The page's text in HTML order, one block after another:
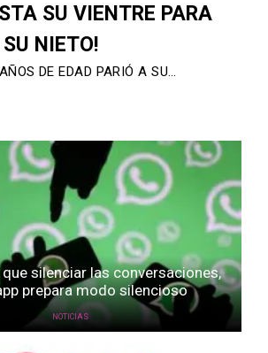
SU VIENTRE PARA
NIETO!
DE EDAD PARIÓ A SU…
silenciar las conversaciones,
prepara modo silencioso
NOTICIAS